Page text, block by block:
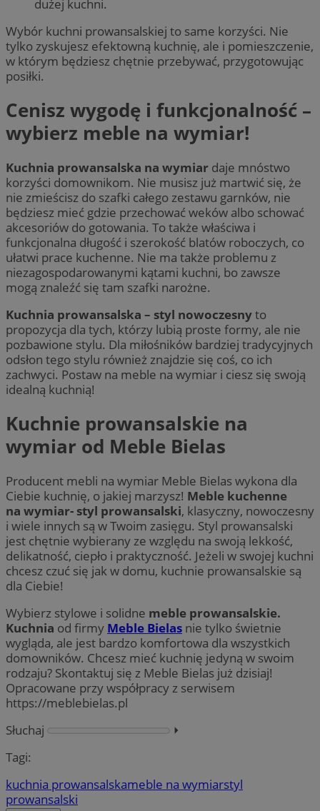
dużej kuchni.
Wybór kuchni prowansalskiej to same korzyści. Nie
tylko zyskujesz efektowną kuchnię, ale i pomieszczenie,
w którym będziesz chętnie przebywać, przygotowując
posiłki.
Cenisz wygodę i funkcjonalność –
wybierz meble na wymiar!
Kuchnia prowansalska na wymiar daje mnóstwo
korzyści domownikom. Nie musisz już martwić się, że
nie zmieścisz do szafki całego zestawu garnków, nie
będziesz mieć gdzie przechować weków albo schować
akcesoriów do gotowania. To także właściwa i
funkcjonalna długość i szerokość blatów roboczych, co
ułatwi prace kuchenne. Nie ma także problemu z
niezagospodarowanymi kątami kuchni, bo zawsze
mogą znaleźć się tam szafki narożne.
Kuchnia prowansalska – styl nowoczesnyto
propozycja dla tych, którzy lubią proste formy, ale nie
pozbawione stylu. Dla miłośników bardziej tradycyjnych
odsłon tego stylu również znajdzie się coś, co ich
zachwyci. Postaw na meble na wymiar i ciesz się swoją
idealną kuchnią!
Kuchnie prowansalskie na
wymiar od Meble Bielas
Producent mebli na wymiar Meble Bielas wykona dla
Ciebie kuchnię, o jakiej marzysz! Meble kuchenne
na wymiar- styl prowansalski, klasyczny, nowoczesny
i wiele innych są w Twoim zasięgu. Styl prowansalski
jest chętnie wybierany ze względu na swoją lekkość,
delikatność, ciepło i praktyczność. Jeżeli w swojej kuchni
chcesz czuć się jak w domu, kuchnie prowansalskie są
dla Ciebie!
Wybierz stylowe i solidne meble prowansalskie.
Kuchnia od firmy Meble Bielas nie tylko świetnie
wygląda, ale jest bardzo komfortowa dla wszystkich
domowników. Chcesz mieć kuchnię jedyną w swoim
rodzaju? Skontaktuj się z Meble Bielas już dzisiaj!
Opracowane przy współpracy z serwisem
https://meblebielas.pl
Słuchaj
⏵︎
Tagi:
kuchnia prowansalskameble na wymiarstyl
prowansalski